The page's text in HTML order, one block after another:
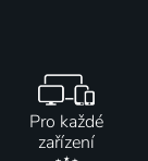
Pro každé
zařízení